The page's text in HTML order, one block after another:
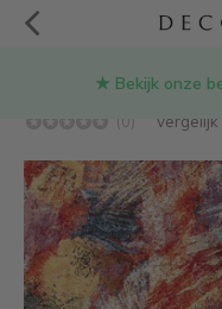
★ Bekijk onze
Multicolor verf
(0) Vergelijk